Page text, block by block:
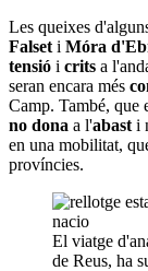
Les queixes
Falset i Móra
tensió i crits a
seran encara més
Camp. També, que
no dona a l'abast i
en una mobilitat,
províncies.
El viatge
de Reus, ha